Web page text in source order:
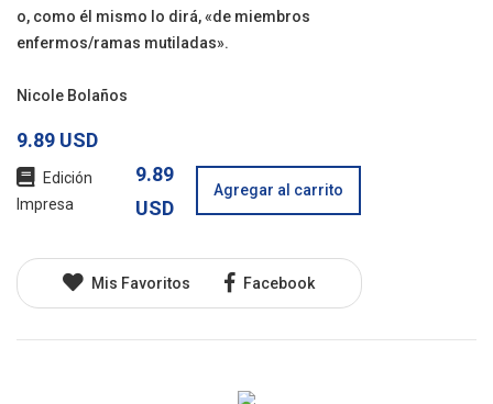
o, como él mismo lo dirá, «de miembros
enfermos/ramas mutiladas».
Nicole Bolaños
9.89 USD
Edición
Impresa
9.89
USD
Agregar al carrito
Mis Favoritos Facebook